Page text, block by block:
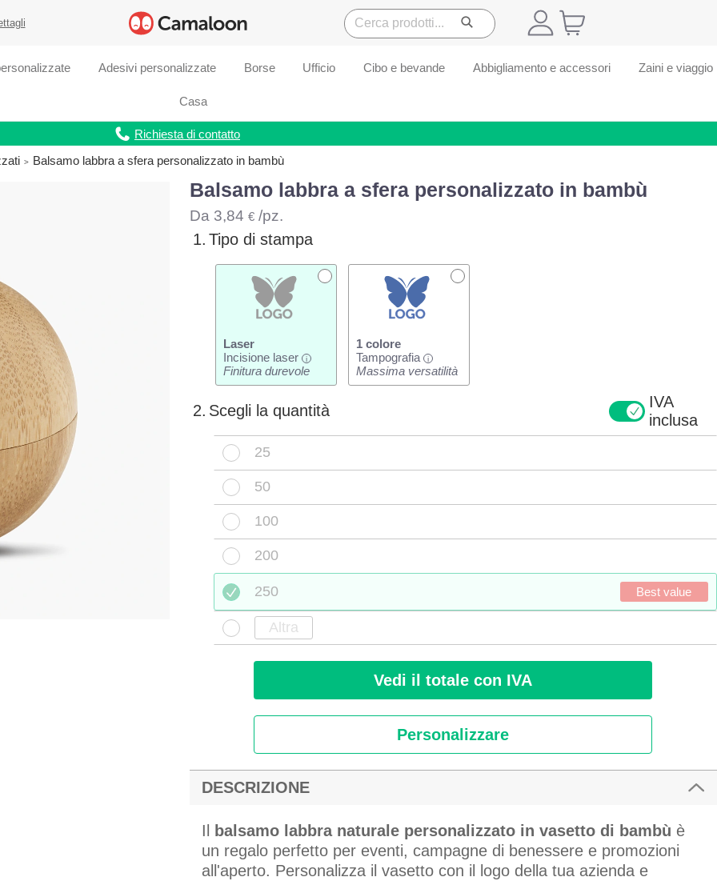
Adesivi personalizzate Borse Ufficio Cibo e bevande Abbigliamento e accessori Zaini e viaggio
Casa
Richiesta di contatto
Balsamo labbra a sfera personalizzato in bambù
Balsamo labbra a sfera personalizzato in bambù
Da 3,84 €/pz.
1. Tipo di stampa
Laser
Incisione laser
i
Finitura durevole
1 colore
Tampografia
i
Massima versatilità
2. Scegli la quantità
IVA
inclusa
25
50
100
200
250 Best value
Vedi il totale con IVA
Personalizzare
DESCRIZIONE
Il balsamo labbra naturale personalizzato in vasetto di bambù è
un regalo perfetto per eventi, campagne di benessere e promozioni
all'aperto. Personalizza il vasetto con il logo della tua azienda e